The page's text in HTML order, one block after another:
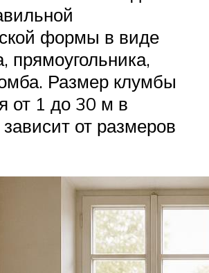
формы в виде
прямоугольника,
Размер клумбы
от 1 до 30 м в
от размеров